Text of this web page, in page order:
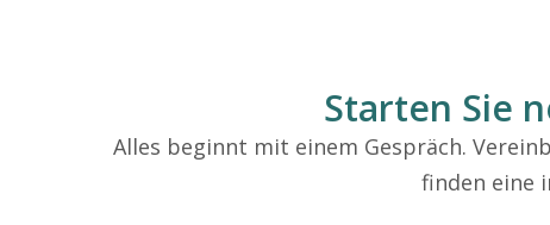
Starten Sie
Alles beginnt mit einem Gespräch.
finden eine